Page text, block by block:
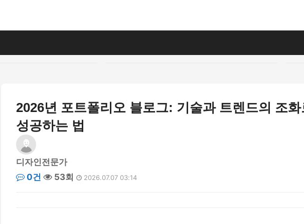
2026년 포트폴리오 블로그: 기술과 트렌드의 조화
성공하는 법
디자인전문가
0건
53회 2026.07.07 03:14